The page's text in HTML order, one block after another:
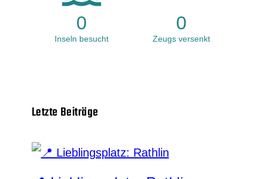
0
Inseln besucht
0
Zeugs versenkt
Letzte Beiträge